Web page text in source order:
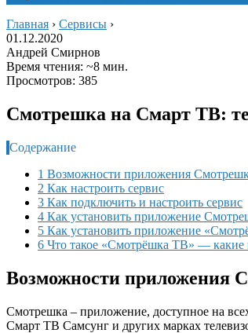
Главная › Сервисы ›
01.12.2020
Андрей Смирнов
Время чтения: ~8 мин.
Просмотров: 385
Смотрешка на Смарт ТВ:
Содержание
1 Возможности приложения
2 Как настроить сервис
3 Как подключить и настроить сервис
4 Как установить приложение
5 Как установить приложение
6 Что такое «Смотрёшка ТВ» — какие
Возможности приложения
Смотрешка – приложение, доступное на
Смарт ТВ Самсунг и других марках